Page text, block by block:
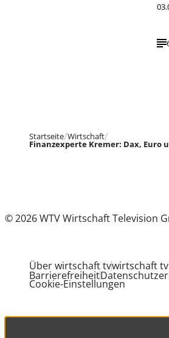
Startseite Wirtschaft
Finanzexperte Kremer: Dax, Euro
© 2026 WTV Wirtschaft Television
Über wirtschaft tvwirtschaft
Barrierefreiheit
Cookie-Einstellungen